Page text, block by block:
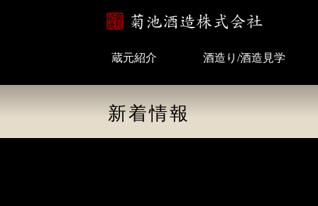
蔵元紹介 酒造り/酒造見学
新着情報